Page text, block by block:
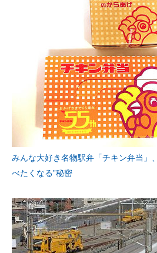
みんな大好き名物駅弁「チキン弁当」
べたくなる”秘密